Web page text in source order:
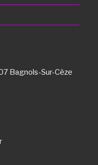
Bagnols-Sur-Cèze